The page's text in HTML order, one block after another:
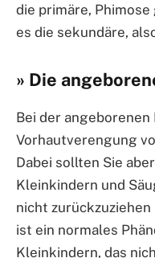
die primäre,
es die sekundäre,
» Die
Bei der angeborenen
Vorhautverengung
Dabei sollten Sie
Kleinkindern und
nicht
ist ein normales
Kleinkindern, das